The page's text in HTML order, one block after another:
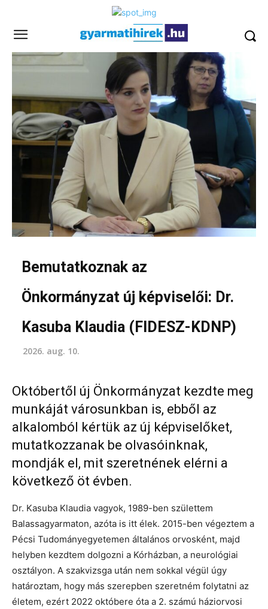
Bemutatkoznak az
Önkormányzat új képviselői: Dr.
Kasuba Klaudia (FIDESZ-KDNP)
2026. aug. 10.
Októbertől új Önkormányzat kezdte meg
munkáját városunkban is, ebből az
alkalomból kértük az új képviselőket,
mutatkozzanak be olvasóinknak,
mondják el, mit szeretnének elérni a
következő öt évben.
Dr. Kasuba Klaudia vagyok, 1989-ben születtem
Balassagyarmaton, azóta is itt élek. 2015-ben végeztem a
Pécsi Tudományegyetemen általános orvosként, majd
helyben kezdtem dolgozni a Kórházban, a neurológiai
osztályon. A szakvizsga után nem sokkal végül úgy
határoztam, hogy más szerepben szeretném folytatni az
életem, ezért 2022 októbere óta a 2. számú háziorvosi